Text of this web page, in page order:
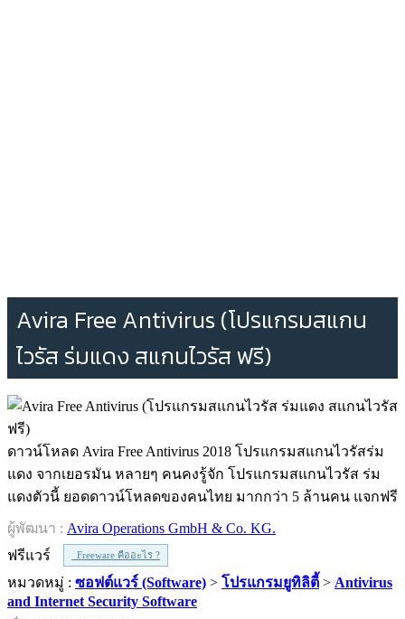
Avira Free Antivirus (โปรแกรมสแกน
ไวรัส ร่มแดง สแกนไวรัส ฟรี)
ดาวน์โหลด Avira Free Antivirus 2018 โปรแกรมสแกนไวรัสร่ม
แดง จากเยอรมัน หลายๆ คนคงรู้จัก โปรแกรมสแกนไวรัส ร่ม
แดงตัวนี้ ยอดดาวน์โหลดของคนไทย มากกว่า 5 ล้านคน แจกฟรี
ผู้พัฒนา : Avira Operations GmbH & Co. KG.
ฟรีแวร์
Freeware คืออะไร ?
หมวดหมู่ : ซอฟต์แวร์ (Software) > โปรแกรมยูทิลิตี้ > Antivirus
and Internet Security Software